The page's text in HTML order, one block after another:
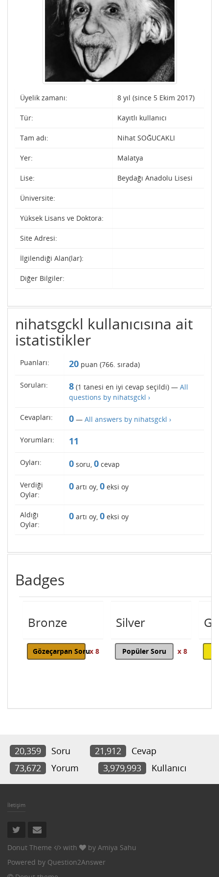
Üyelik zamanı: 8 yıl (since 5 Ekim 2017)
Tür: Kayıtlı kullanıcı
Tam adı: Nihat SOĞUCAKLI
Yer: Malatya
Lise: Beydağı Anadolu Lisesi
Üniversite:
Yüksek Lisans ve Doktora:
Site Adresi:
İlgilendiği Alan(lar):
Diğer Bilgiler:
nihatsgckl kullanıcısına ait
istatistikler
Puanları: 20 puan (766. sırada)
Soruları: 8 (1 tanesi en iyi cevap seçildi) — All
questions by nihatsgckl ›
Cevapları: 0 — All answers by nihatsgckl ›
Yorumları: 11
Oyları: 0 soru, 0 cevap
Verdiği
Oylar:
0 artı oy, 0 eksi oy
Aldığı
Oylar:
0 artı oy, 0 eksi oy
Badges
Bronze
Gözeçarpan Sorux 8
Silver
Popüler Soru x 8
20,359 Soru 21,912
Cevap
73,672
Yorum 3,979,993 Kullanıcı
İletişim
Donut Theme with by Amiya Sahu
Powered by Question2Answer